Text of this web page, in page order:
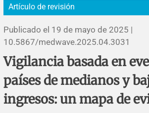
De los editores
Editoriales
Comentarios
Estudios originales
Artículo de revisión
Publicado el 19 de mayo de 2025 |
10.5867/medwave.2025.04.3031
Vigilancia basada en
países de medianos y
ingresos: un mapa de